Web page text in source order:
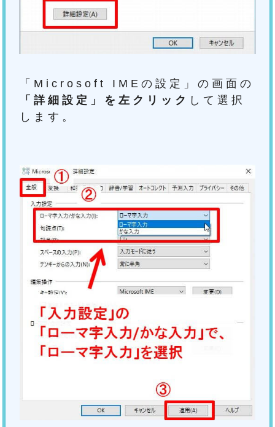
「Microsoft IMEの設定」の画面の
「詳細設定」を左クリック して選択
します。